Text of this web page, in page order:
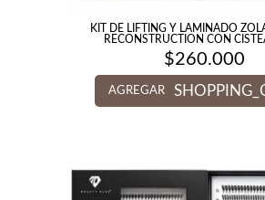
KIT DE LIFTING Y LAMINADO
RECONSTRUCTION CON
$260.000
AGREGAR